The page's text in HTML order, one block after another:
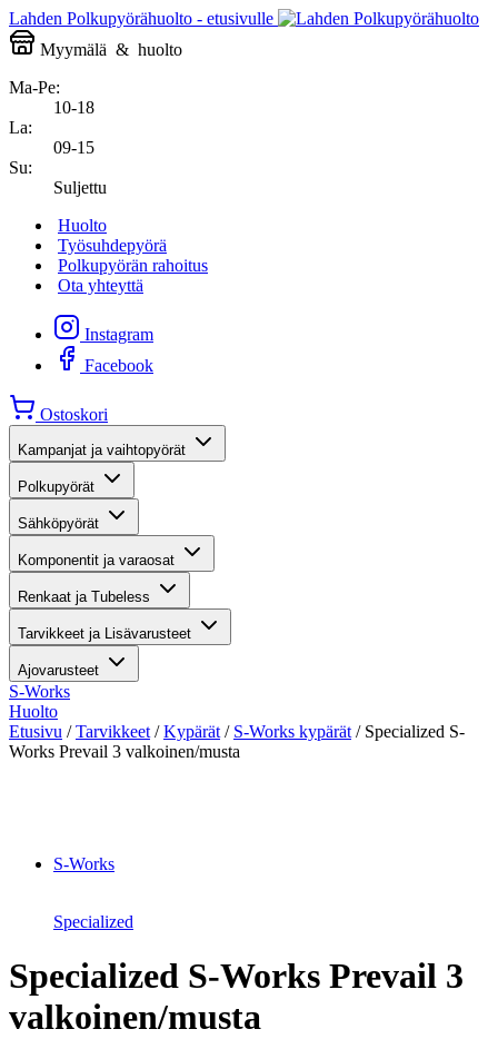
Lahden Polkupyörähuolto - etusivulle
Myymälä & huolto
Ma-Pe:
10-18
La:
09-15
Su:
Suljettu
Huolto
Työsuhdepyörä
Polkupyörän rahoitus
Ota yhteyttä
Instagram
Facebook
Ostoskori
Kampanjat ja vaihtopyörät
Polkupyörät
Sähköpyörät
Komponentit ja varaosat
Renkaat ja Tubeless
Tarvikkeet ja Lisävarusteet
Ajovarusteet
S-Works
Huolto
Etusivu /Tarvikkeet /Kypärät / S-Works kypärät / Specialized S-
Works Prevail 3 valkoinen/musta
S-Works
Specialized
Specialized S-Works Prevail 3
valkoinen/musta